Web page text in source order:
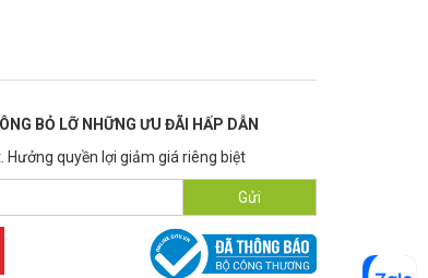
BỎ LỠ NHỮNG ƯU ĐÃI HẤP DẪN
quyền lợi giảm giá riêng biệt
Gửi